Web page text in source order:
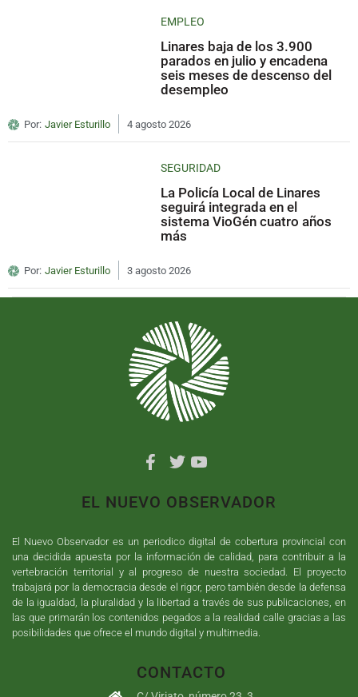
EMPLEO
Linares baja de los 3.900
parados en julio y encadena
seis meses de descenso del
desempleo
Por: Javier Esturillo 4 agosto 2026
SEGURIDAD
La Policía Local de Linares
seguirá integrada en el
sistema VioGén cuatro años
más
Por: Javier Esturillo 3 agosto 2026
EL NUEVO OBSERVADOR
El Nuevo Observador es un periodico digital de cobertura provincial con
una decidida apuesta por la información de calidad, para contribuir a la
vertebración territorial y al progreso de nuestra sociedad. El proyecto
trabajará por la democracia desde el rigor, pero también desde la defensa
de la igualdad, la pluralidad y la libertad a través de sus publicaciones, en
las que primarán los contenidos pegados a la realidad calle gracias a las
posibilidades que ofrece el mundo digital y multimedia.
CONTACTO